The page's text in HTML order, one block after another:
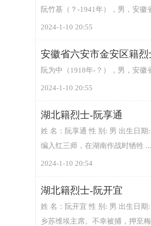
阮竹基（？-1941年），男，安徽
2024-1-10 20:55
安徽省六安市金安区籍烈
阮为中（1918年-？），男，安徽
2024-1-10 20:55
湖北籍烈士-阮享通
姓 名：阮享通 性 别: 男 出生日
编入红三师，在湖南作战时牺牲
2024-1-10 20:54
湖北籍烈士-阮开宜
姓 名：阮开宜 性 别: 男 出生日
乡苏维埃主席。不幸被捕，押至